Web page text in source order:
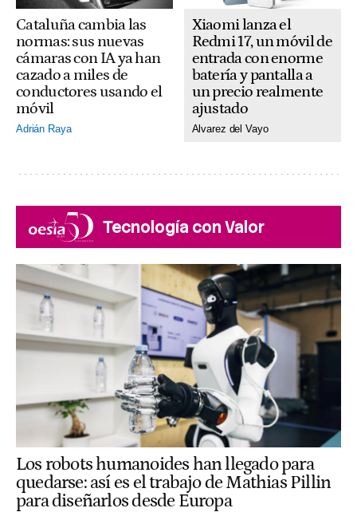
Cataluña cambia las
normas: sus nuevas
cámaras con IA ya han
cazado a miles de
conductores usando el
móvil
Adrián Raya
Xiaomi lanza el
Redmi 17, un móvil de
entrada con enorme
batería y pantalla a
un precio realmente
ajustado
Alvarez del Vayo
Tecnología con Valor
Los robots humanoides han llegado para
quedarse: así es el trabajo de Mathias Pillin
para diseñarlos desde Europa